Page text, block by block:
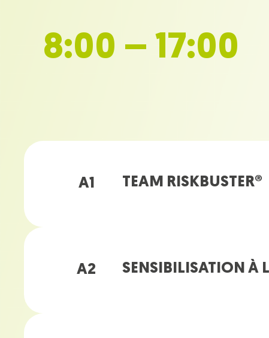
8:00 – 17:00
A1 TEAM RISKBUSTER®
A2 SENSIBILISATION À